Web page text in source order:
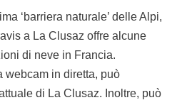
‘barriera naturale’ delle Alpi,
a La Clusaz offre alcune
di neve in Francia.
webcam in diretta, può
di La Clusaz. Inoltre, può